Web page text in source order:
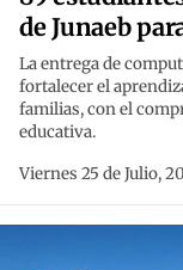
de Junaeb
La entrega de
fortalecer el
familias, con el
educativa.
Viernes 25 de Julio,